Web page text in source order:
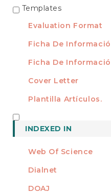
TEMPLATES
Templates
Evaluation Format
Ficha De
Ficha De
Cover Letter
Plantilla Artículos.
INDEXED IN
Web Of Science
Dialnet
DOAJ